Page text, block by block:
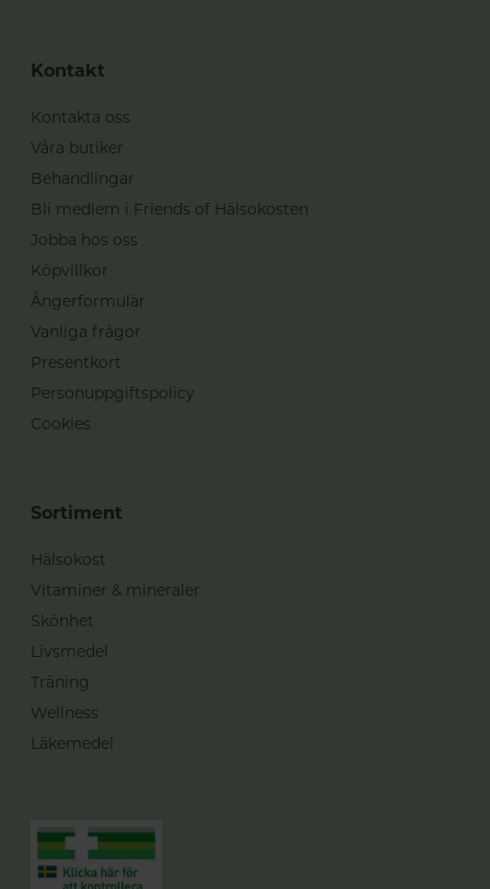
Kontakt
Kontakta oss
Våra butiker
Behandlingar
Bli medlem i Friends of Hälsokosten
Jobba hos oss
Köpvillkor
Ångerformulär
Vanliga frågor
Presentkort
Personuppgiftspolicy
Cookies
Sortiment
Hälsokost
Vitaminer & mineraler
Skönhet
Livsmedel
Träning
Wellness
Läkemedel